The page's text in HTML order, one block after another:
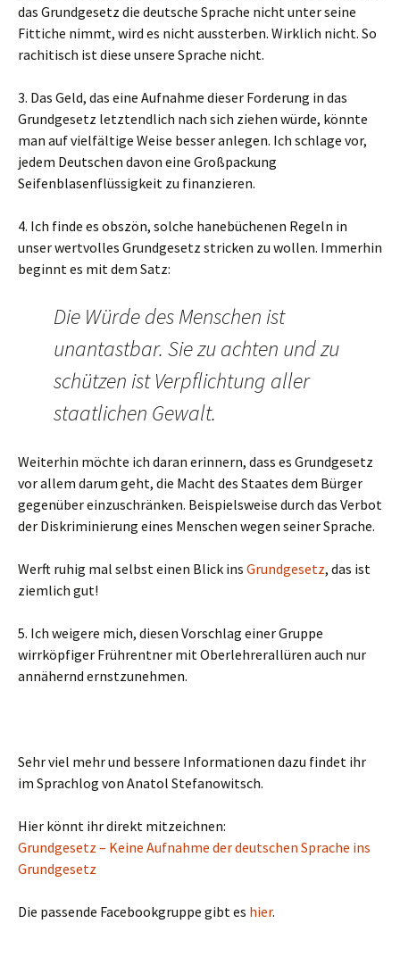
das Grundgesetz die deutsche Sprache nicht unter seine
Fittiche nimmt, wird es nicht aussterben. Wirklich nicht. So
rachitisch ist diese unsere Sprache nicht.
3. Das Geld, das eine Aufnahme dieser Forderung in das
Grundgesetz letztendlich nach sich ziehen würde, könnte
man auf vielfältige Weise besser anlegen. Ich schlage vor,
jedem Deutschen davon eine Großpackung
Seifenblasenflüssigkeit zu finanzieren.
4. Ich finde es obszön, solche hanebüchenen Regeln in
unser wertvolles Grundgesetz stricken zu wollen. Immerhin
beginnt es mit dem Satz:
Die Würde des Menschen ist
unantastbar. Sie zu achten und zu
schützen ist Verpflichtung aller
staatlichen Gewalt.
Weiterhin möchte ich daran erinnern, dass es Grundgesetz
vor allem darum geht, die Macht des Staates dem Bürger
gegenüber einzuschränken. Beispielsweise durch das Verbot
der Diskriminierung eines Menschen wegen seiner Sprache.
Werft ruhig mal selbst einen Blick ins Grundgesetz, das ist
ziemlich gut!
5. Ich weigere mich, diesen Vorschlag einer Gruppe
wirrköpfiger Frührentner mit Oberlehrerallüren auch nur
annähernd ernstzunehmen.
Sehr viel mehr und bessere Informationen dazu findet ihr
im Sprachlog von Anatol Stefanowitsch.
Hier könnt ihr direkt mitzeichnen:
Grundgesetz – Keine Aufnahme der deutschen Sprache ins
Grundgesetz
Die passende Facebookgruppe gibt es hier.